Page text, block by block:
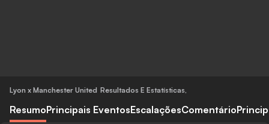
Lyon x Manchester United Resultados E Estatísticas,
ResumoPrincipais EventosEscalaçõesComentário